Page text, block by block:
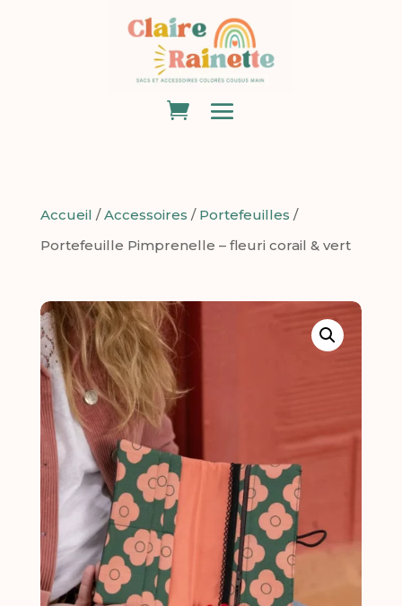
Accueil /Accessoires / Portefeuilles /
Portefeuille Pimprenelle – fleuri corail & vert